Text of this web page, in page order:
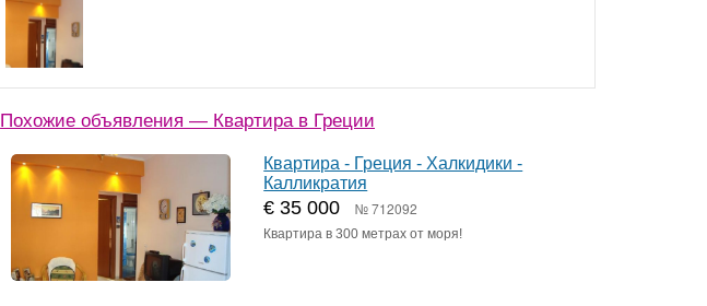
Похожие объявления — Квартира в Греции
Квартира - Греция - Халкидики -
Калликратия
€ 35 000 № 712092
Квартира в 300 метрах от моря!